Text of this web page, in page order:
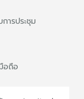
ารประชุม
อถือ